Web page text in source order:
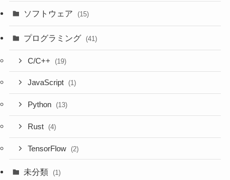
ソフトウェア (15)
プログラミング (41)
C/C++ (19)
JavaScript (1)
Python (13)
Rust (4)
TensorFlow (2)
未分類 (1)